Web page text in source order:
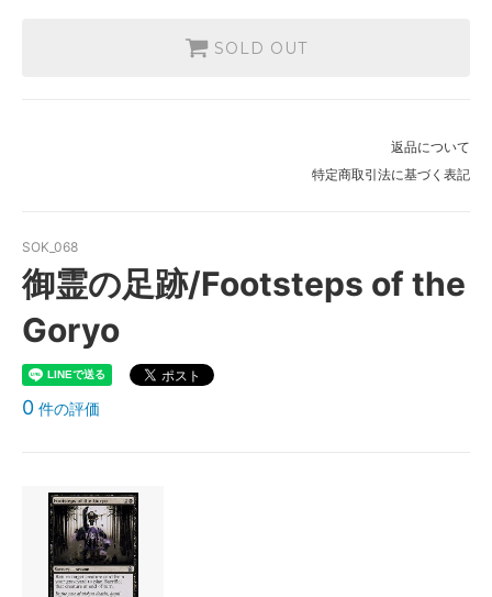
SOLD OUT
返品について
特定商取引法に基づく表記
SOK_068
御霊の足跡/Footsteps of the
Goryo
0 件の評価